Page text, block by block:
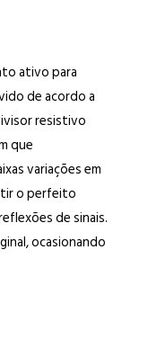
ativo para
de acordo a
resistivo
que
variações em
o perfeito
de sinais.
ocasionando